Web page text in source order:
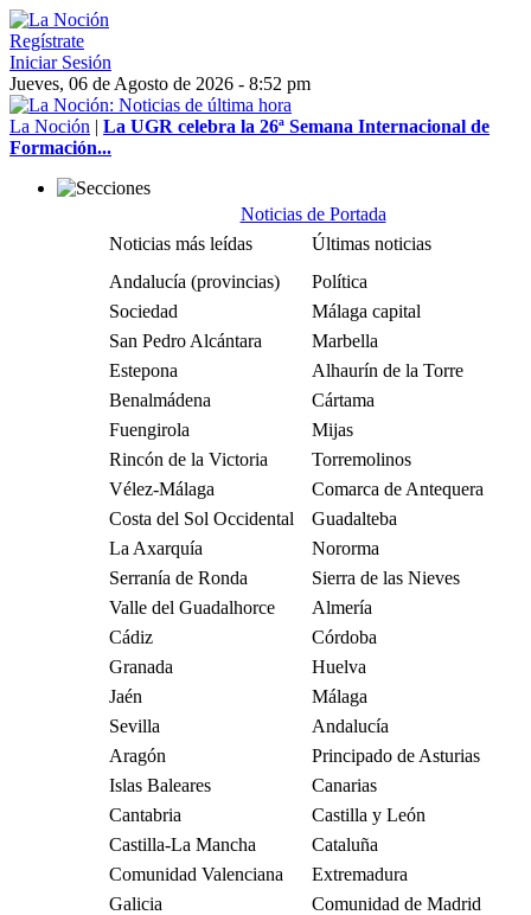
Regístrate
Iniciar Sesión
Jueves, 06 de Agosto de 2026 - 8:52 pm
La Noción | La UGR celebra la 26ª Semana Internacional de
Formación...
Noticias de Portada
Noticias más leídas
Últimas noticias
Andalucía (provincias)
Política
Sociedad
Málaga capital
San Pedro Alcántara
Marbella
Estepona
Alhaurín de la Torre
Benalmádena
Cártama
Fuengirola
Mijas
Rincón de la Victoria
Torremolinos
Vélez-Málaga
Comarca de Antequera
Costa del Sol Occidental
Guadalteba
La Axarquía
Nororma
Serranía de Ronda
Sierra de las Nieves
Valle del Guadalhorce
Almería
Cádiz
Córdoba
Granada
Huelva
Jaén
Málaga
Sevilla
Andalucía
Aragón
Principado de Asturias
Islas Baleares
Canarias
Cantabria
Castilla y León
Castilla-La Mancha
Cataluña
Comunidad Valenciana
Extremadura
Galicia
Comunidad de Madrid